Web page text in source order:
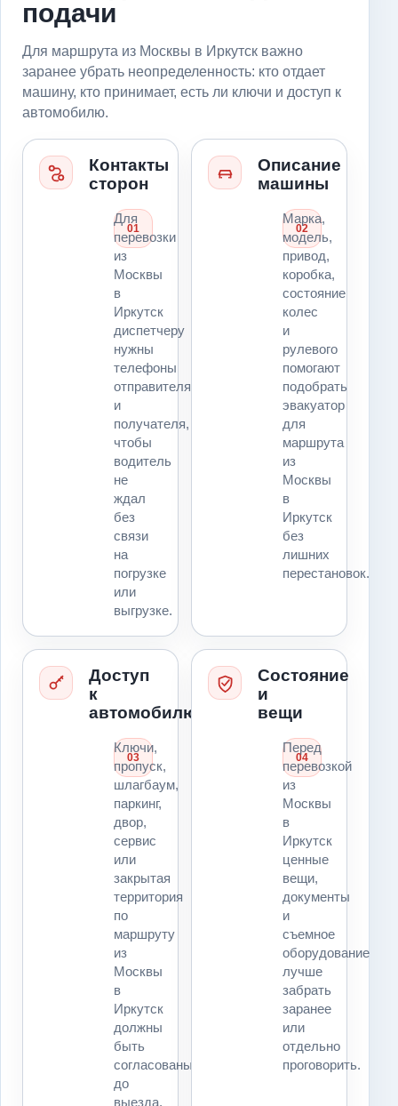
подачи
Для маршрута из Москвы в Иркутск важно
заранее убрать неопределенность: кто отдает
машину, кто принимает, есть ли ключи и доступ к
автомобилю.
01
Контакты
сторон
Для
перевозки
из
Москвы
в
Иркутск
диспетчеру
нужны
телефоны
отправителя
и
получателя,
чтобы
водитель
не
ждал
без
связи
на
погрузке
или
выгрузке.
02
Описание
машины
Марка,
модель,
привод,
коробка,
состояние
колес
и
рулевого
помогают
подобрать
эвакуатор
для
маршрута
из
Москвы
в
Иркутск
без
лишних
перестановок.
03
Доступ
к
автомобилю
Ключи,
пропуск,
шлагбаум,
паркинг,
двор,
сервис
или
закрытая
территория
по
маршруту
из
Москвы
в
Иркутск
должны
быть
согласованы
до
выезда.
04
Состояние
и
вещи
Перед
перевозкой
из
Москвы
в
Иркутск
ценные
вещи,
документы
и
съемное
оборудование
лучше
забрать
заранее
или
отдельно
проговорить.